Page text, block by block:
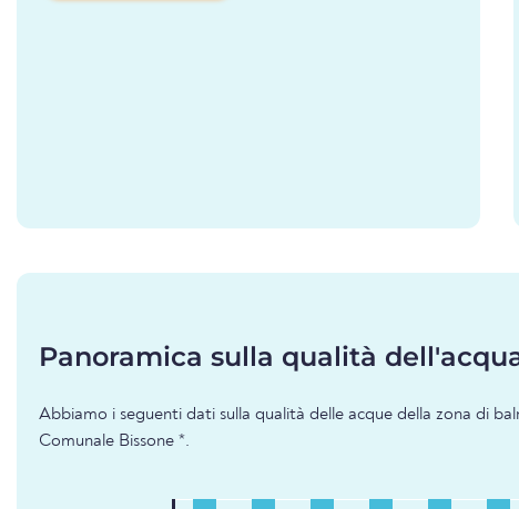
Panoramica sulla qualità
Abbiamo i seguenti dati sulla qualità delle acque della zona di
Comunale Bissone *.